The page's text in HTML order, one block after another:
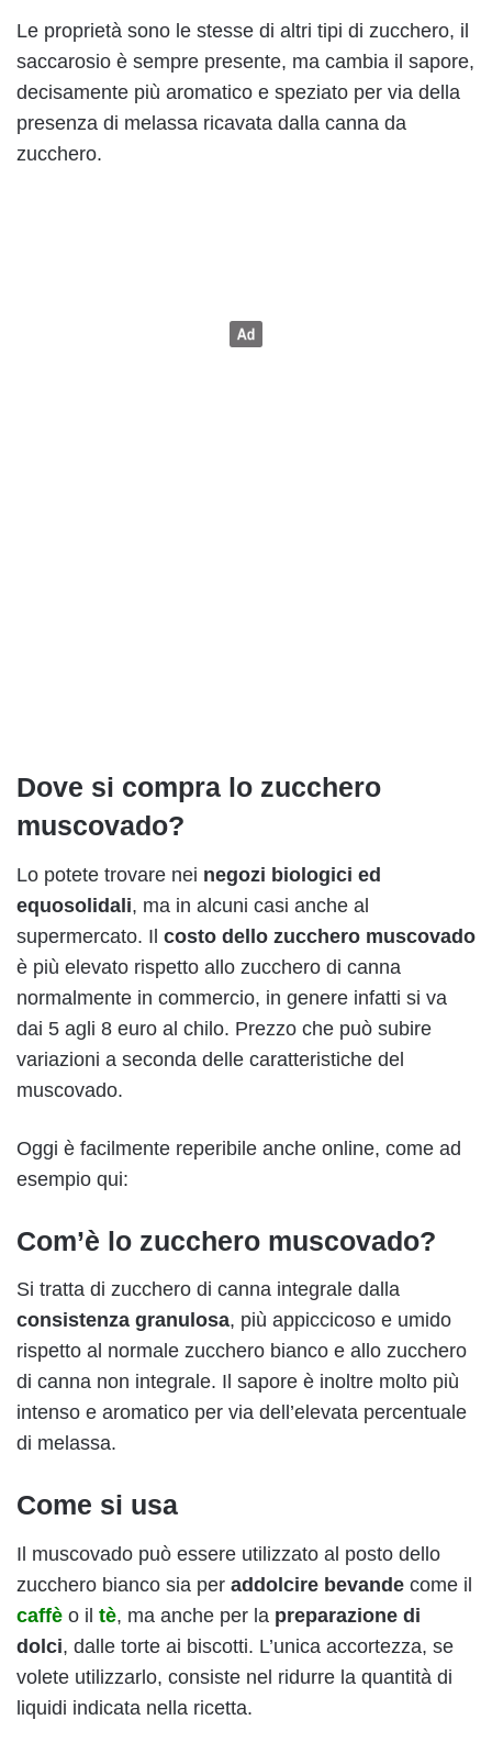
Le proprietà sono le stesse di altri tipi di zucchero, il
saccarosio è sempre presente, ma cambia il sapore,
decisamente più aromatico e speziato per via della
presenza di melassa ricavata dalla canna da
zucchero.
Dove si compra lo zucchero
muscovado?
Lo potete trovare nei negozi biologici ed
equosolidali, ma in alcuni casi anche al
supermercato. Il costo dello zucchero muscovado
è più elevato rispetto allo zucchero di canna
normalmente in commercio, in genere infatti si va
dai 5 agli 8 euro al chilo. Prezzo che può subire
variazioni a seconda delle caratteristiche del
muscovado.
Oggi è facilmente reperibile anche online, come ad
esempio qui:
Com’è lo zucchero muscovado?
Si tratta di zucchero di canna integrale dalla
consistenza granulosa, più appiccicoso e umido
rispetto al normale zucchero bianco e allo zucchero
di canna non integrale. Il sapore è inoltre molto più
intenso e aromatico per via dell’elevata percentuale
di melassa.
Come si usa
Il muscovado può essere utilizzato al posto dello
zucchero bianco sia per addolcire bevande come il
caffè o il tè, ma anche per la preparazione di
dolci, dalle torte ai biscotti. L’unica accortezza, se
volete utilizzarlo, consiste nel ridurre la quantità di
liquidi indicata nella ricetta.